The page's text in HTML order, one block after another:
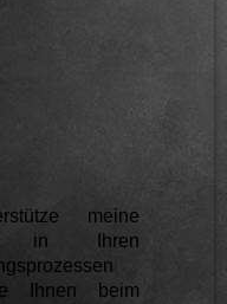
meine
in Ihren
Ihnen beim